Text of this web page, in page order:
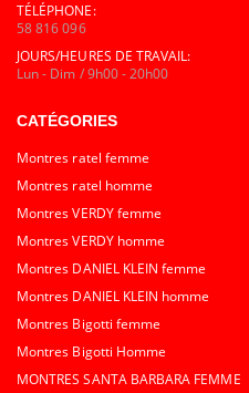
TÉLÉPHONE:
58 816 096
JOURS/HEURES DE TRAVAIL:
Lun - Dim / 9h00 - 20h00
CATÉGORIES
Montres ratel femme
Montres ratel homme
Montres VERDY femme
Montres VERDY homme
Montres DANIEL KLEIN femme
Montres DANIEL KLEIN homme
Montres Bigotti femme
Montres Bigotti Homme
MONTRES SANTA BARBARA FEMME